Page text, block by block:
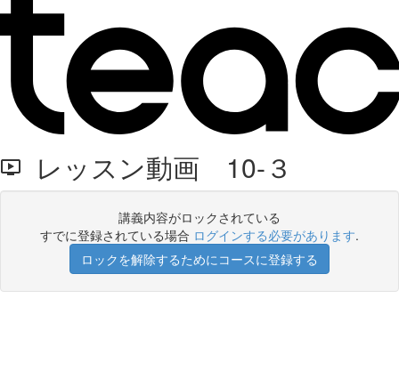
レッスン動画 10-３
講義内容がロックされている
すでに登録されている場合 ログインする必要があります.
ロックを解除するためにコースに登録する